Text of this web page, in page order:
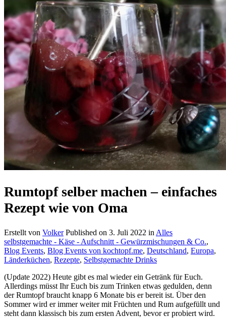
Rumtopf selber machen – einfaches
Rezept wie von Oma
Erstellt von Volker Published on 3. Juli 2022 in Alles
selbstgemachte - Käse - Aufschnitt - Gewürzmischungen & Co.,
Blog Events, Blog Events von kochtopf.me, Deutschland, Europa,
Länderküchen, Rezepte, Selbstgemachte Drinks
(Update 2022) Heute gibt es mal wieder ein Getränk für Euch.
Allerdings müsst Ihr Euch bis zum Trinken etwas gedulden, denn
der Rumtopf braucht knapp 6 Monate bis er bereit ist. Über den
Sommer wird er immer weiter mit Früchten und Rum aufgefüllt und
steht dann klassisch bis zum ersten Advent, bevor er probiert wird.